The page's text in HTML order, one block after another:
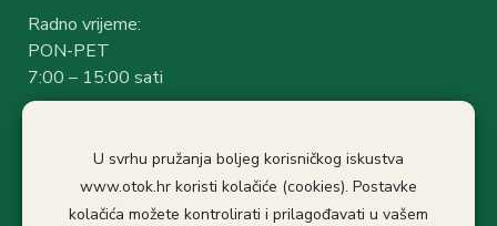
Radno vrijeme:
PON-PET
7:00 – 15:00 sati
Stanka: 10:30-11.00
Politika privatnosti
U svrhu pružanja boljeg korisničkog iskustva
www.otok.hr koristi kolačiće (cookies). Postavke
kolačića možete kontrolirati i prilagođavati u vašem